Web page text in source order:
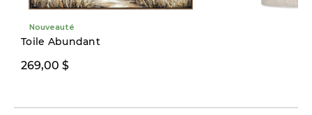
Nouveauté
Toile Abundant
269,00 $